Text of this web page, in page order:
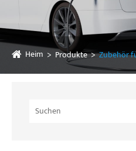
Heim Produkte Zubehör